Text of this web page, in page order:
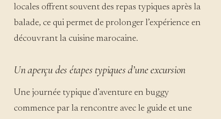
locales offrent souvent des repas typiques après la
balade, ce qui permet de prolonger l’expérience en
découvrant la cuisine marocaine.
Un aperçu des étapes typiques d’une excursion
Une journée typique d’aventure en buggy
commence par la rencontre avec le guide et une